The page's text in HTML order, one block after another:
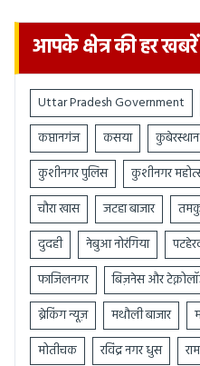
आपके क्षेत्र की हर खबरें
Uttar Pradesh Government
कप्तानगंज
कसया कुबेरस्थान
कुशीनगर पुलिस
कुशीनगर
चौरा खास
जटहा बाजार
दुदही
नेबुआ नोरंगिया
फाजिलनगर
बिज़नेस और
ब्रेकिंग न्यूज़
मथौली बाजार
मोतीचक
रविंद्र नगर धुस